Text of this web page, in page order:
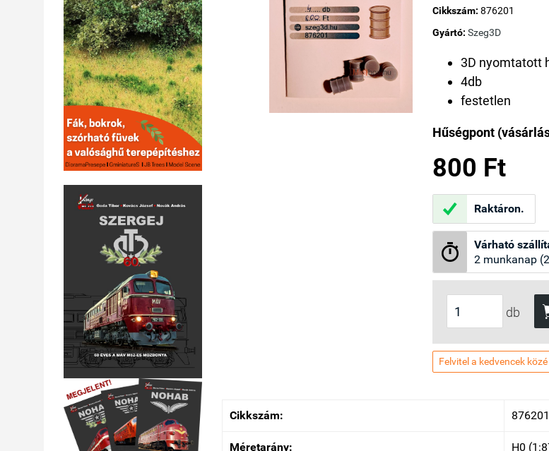
Cikkszám: 876201
Gyártó: Szeg3D
3D nyomtatott
4db
festetlen
Hűségpont
800 Ft
 Raktáron.

Várható
2 munkanap
db
Felvitel a kedvencek közé
Cikkszám: 876201
Méretarány: H0